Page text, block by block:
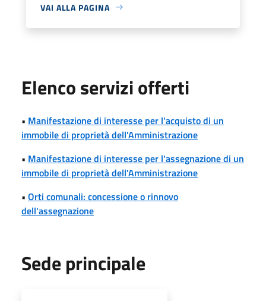
VAI ALLA PAGINA
Elenco servizi offerti
• Manifestazione di interesse per l'acquisto di un
immobile di proprietà dell'Amministrazione
• Manifestazione di interesse per l'assegnazione di un
immobile di proprietà dell'Amministrazione
• Orti comunali: concessione o rinnovo
dell'assegnazione
Sede principale